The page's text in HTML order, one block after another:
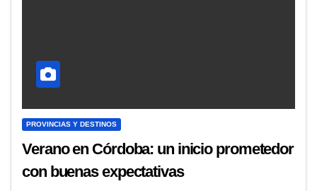
PROVINCIAS Y DESTINOS
Verano en Córdoba: un inicio prometedor
con buenas expectativas